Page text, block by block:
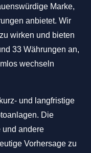
Marke,
anbietet. Wir
wirken und bieten
33 Währungen an,
wechseln
und langfristige
Die
und andere
Vorhersage zu